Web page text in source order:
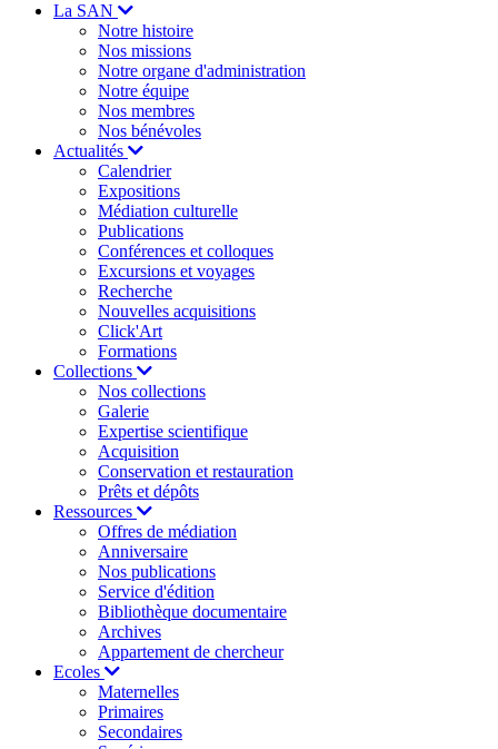
La SAN
Notre histoire
Nos missions
Notre organe d'administration
Notre équipe
Nos membres
Nos bénévoles
Actualités
Calendrier
Expositions
Médiation culturelle
Publications
Conférences et colloques
Excursions et voyages
Recherche
Nouvelles acquisitions
Click'Art
Formations
Collections
Nos collections
Galerie
Expertise scientifique
Acquisition
Conservation et restauration
Prêts et dépôts
Ressources
Offres de médiation
Anniversaire
Nos publications
Service d'édition
Bibliothèque documentaire
Archives
Appartement de chercheur
Ecoles
Maternelles
Primaires
Secondaires